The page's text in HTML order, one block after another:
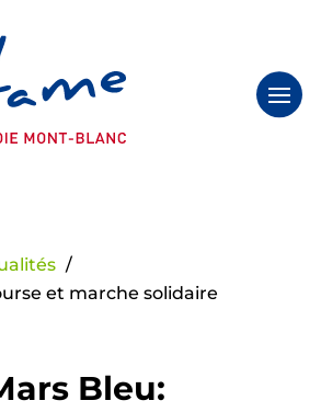
et marche solidaire
Bleu: